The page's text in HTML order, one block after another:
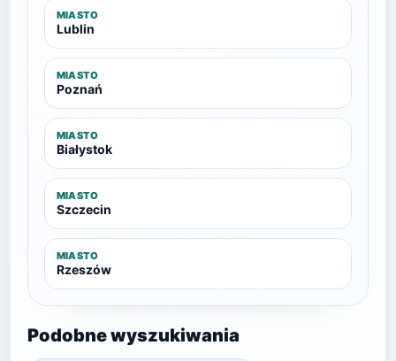
MIASTO
Lublin
MIASTO
Poznań
MIASTO
Białystok
MIASTO
Szczecin
MIASTO
Rzeszów
Podobne wyszukiwania